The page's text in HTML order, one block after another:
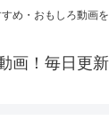
め・おもしろ動画
画！毎日更新